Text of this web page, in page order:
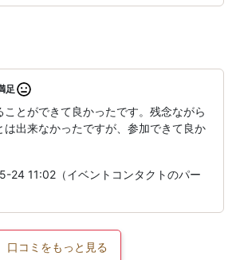
足
とができて良かったです。残念ながら
は出来なかったですが、参加できて良か
24 11:02（イベントコンタクトのパー
口コミをもっと見る